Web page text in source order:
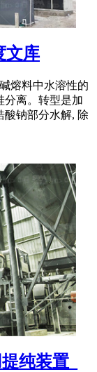
文库
熔料中水溶性的
分离。转型是加
酸钠部分水解, 除
纯装置_